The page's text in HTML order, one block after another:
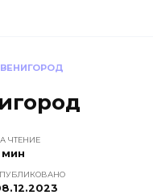
ЧТЕНИЕ
мин